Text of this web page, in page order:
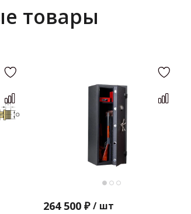
товары
264 500 ₽ / шт